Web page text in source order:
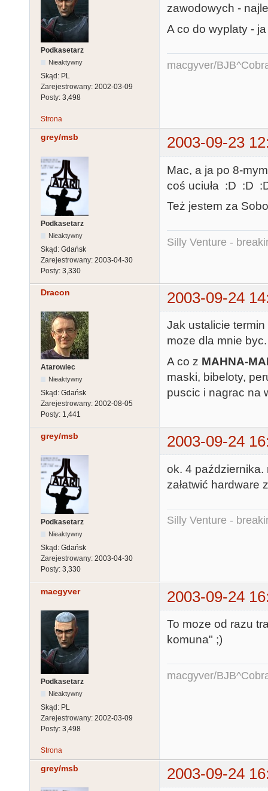
Podkasetarz
Nieaktywny
Skąd: PL
Zarejestrowany: 2002-03-09
Posty: 3,498
zawodowych -
A co do wyplaty -
macgyver/
Strona
grey/msb 2003-09-23
Podkasetarz
Nieaktywny
Skąd: Gdańsk
Zarejestrowany: 2003-04-30
Posty: 3,330
Mac, a ja po 8-
coś uciuła :D :D
Też jestem za
Silly Venture -
Dracon 2003-09-24
Atarowiec
Nieaktywny
Skąd: Gdańsk
Zarejestrowany: 2002-08-05
Posty: 1,441
Jak ustalicie
moze dla mnie
A co z MAHNA-
maski, bibeloty,
puscic i nagrac
grey/msb 2003-09-24
Podkasetarz
Nieaktywny
Skąd: Gdańsk
Zarejestrowany: 2003-04-30
Posty: 3,330
ok. 4 października.
załatwić hardware
Silly Venture -
macgyver 2003-09-24
Podkasetarz
Nieaktywny
Skąd: PL
Zarejestrowany: 2002-03-09
Posty: 3,498
To moze od razu
komuna" ;)
macgyver/
Strona
grey/msb 2003-09-24